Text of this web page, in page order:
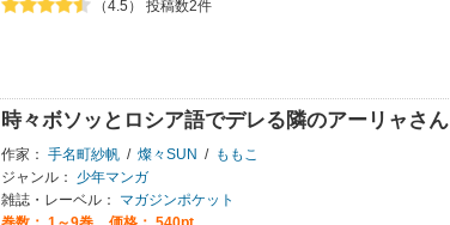
（4.5） 投稿数2件
時々ボソッとロシア語でデレる隣のアーリャさん
作家： 手名町紗帆 / 燦々SUN /
ももこ
ジャンル：
少年マンガ
雑誌・レーベル：
マガジンポケット